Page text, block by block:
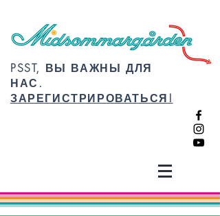
PSST, ВЫ ВАЖНЫ ДЛЯ
НАС.
ЗАРЕГИСТРИРОВАТЬСЯ!